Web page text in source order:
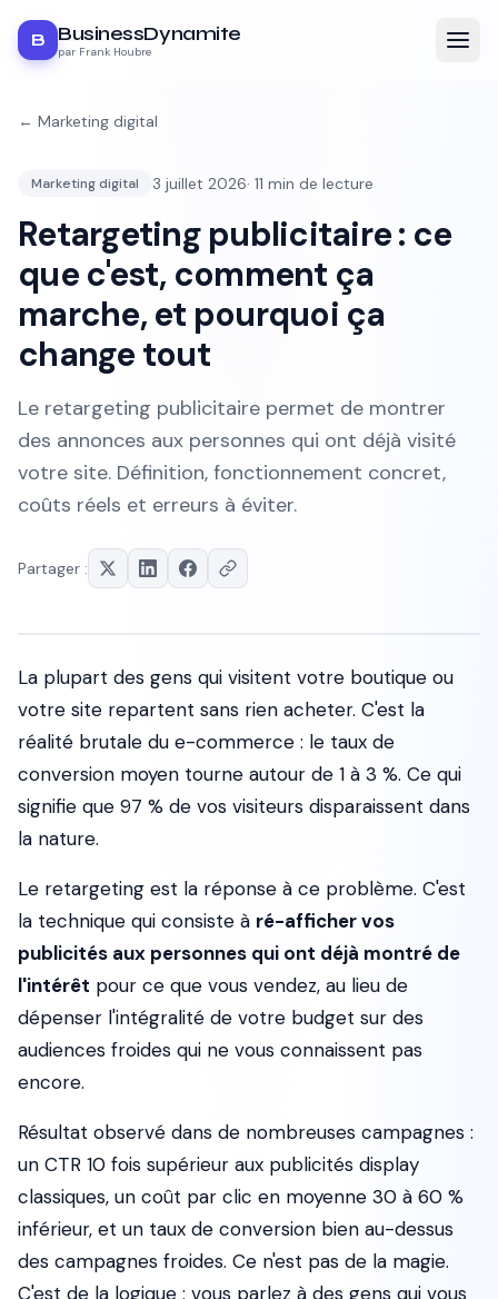
B BusinessDynamite
par Frank Houbre
← Marketing digital
Marketing digital 3 juillet 2026· 11 min de lecture
Retargeting publicitaire : ce
que c'est, comment ça
marche, et pourquoi ça
change tout
Le retargeting publicitaire permet de montrer
des annonces aux personnes qui ont déjà visité
votre site. Définition, fonctionnement concret,
coûts réels et erreurs à éviter.
Partager :
La plupart des gens qui visitent votre boutique ou
votre site repartent sans rien acheter. C'est la
réalité brutale du e-commerce : le taux de
conversion moyen tourne autour de 1 à 3 %. Ce qui
signifie que 97 % de vos visiteurs disparaissent dans
la nature.
Le retargeting est la réponse à ce problème. C'est
la technique qui consiste à ré-afficher vos
publicités aux personnes qui ont déjà montré de
l'intérêt pour ce que vous vendez, au lieu de
dépenser l'intégralité de votre budget sur des
audiences froides qui ne vous connaissent pas
encore.
Résultat observé dans de nombreuses campagnes :
un CTR 10 fois supérieur aux publicités display
classiques, un coût par clic en moyenne 30 à 60 %
inférieur, et un taux de conversion bien au-dessus
des campagnes froides. Ce n'est pas de la magie.
C'est de la logique : vous parlez à des gens qui vous